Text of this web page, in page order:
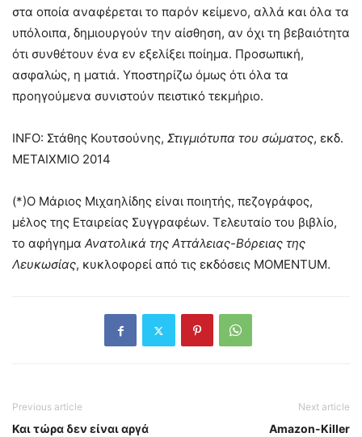
στα οποία αναφέρεται το παρόν κείμενο, αλλά και όλα τα
υπόλοιπα, δημιουργούν την αίσθηση, αν όχι τη βεβαιότητα
ότι συνθέτουν ένα εν εξελίξει ποίημα. Προσωπική,
ασφαλώς, η ματιά. Υποστηρίζω όμως ότι όλα τα
προηγούμενα συνιστούν πειστικό τεκμήριο.
INFO: Στάθης Κουτσούνης, Στιγμιότυπα του σώματος, εκδ.
ΜΕΤΑΙΧΜΙΟ 2014
(*)Ο Μάριος Μιχαηλίδης είναι ποιητής, πεζογράφος,
μέλος της Εταιρείας Συγγραφέων. Τελευταίο του βιβλίο,
το αφήγημα Ανατολικά της Αττάλειας-Βόρειας της
Λευκωσίας, κυκλοφορεί από τις εκδόσεις MOMENTUM.
Previous article
Και τώρα δεν είναι αργά
Next article
Amazon-Killer